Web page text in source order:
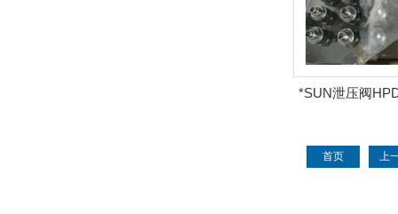
*SUN泄压阀
首页 上